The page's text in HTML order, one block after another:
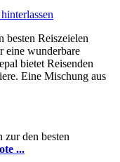
besten Reiszeielen
eine wunderbare
bietet Reisenden
Eine Mischung aus
den besten
...